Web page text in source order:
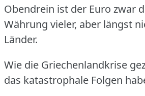
Obendrein ist der Euro zwar
Währung vieler, aber längst
Länder.
Wie die Griechenlandkrise
das katastrophale Folgen